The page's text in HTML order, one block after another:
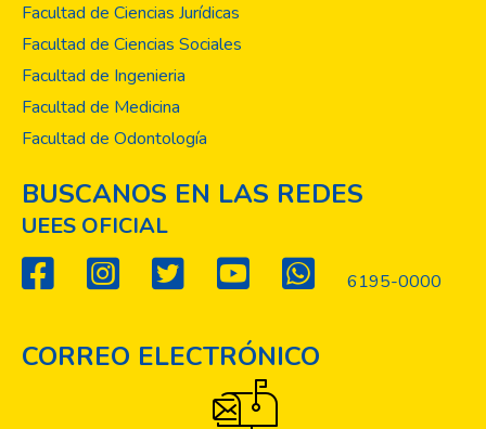
Facultad de Ciencias Jurídicas
Facultad de Ciencias Sociales
Facultad de Ingenieria
Facultad de Medicina
Facultad de Odontología
BUSCANOS EN LAS REDES
UEES OFICIAL
6195-0000
CORREO ELECTRÓNICO